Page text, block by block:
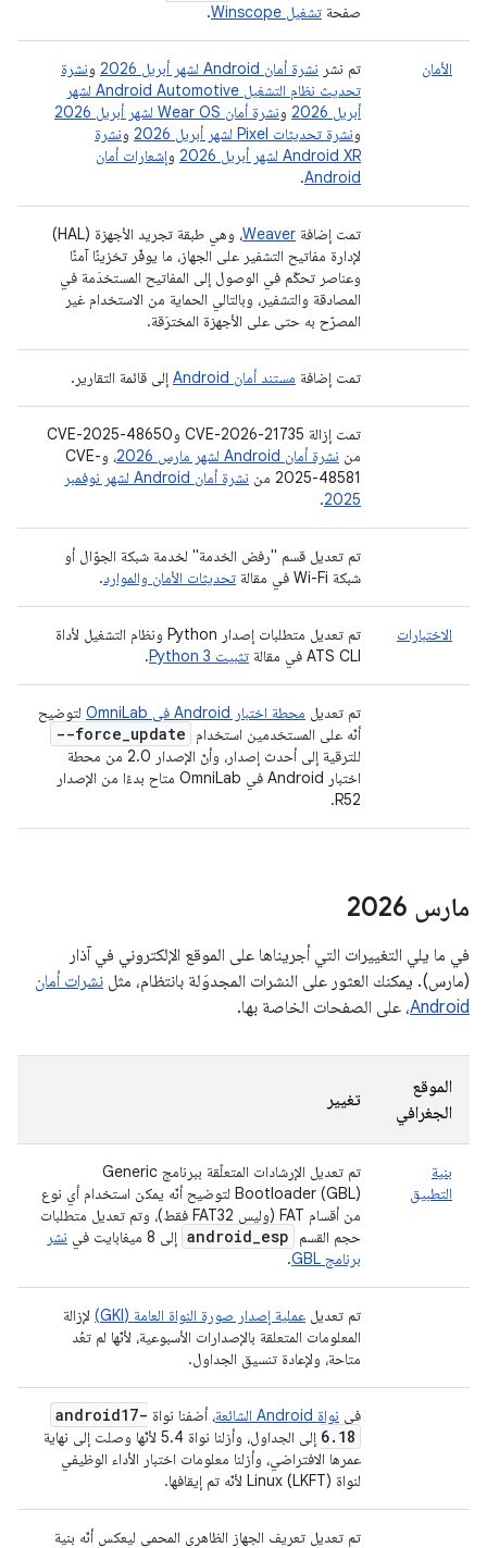
صفحة تشغيل Winscope .
الأمان تم نشر نشرة أمان Android لشهر أبريل 2026 ونشرة
تحديث نظام التشغيل Android Automotive لشهر
أبريل 2026
ونشرة أمان Wear OS لشهر أبريل 2026
ونشرة تحديثات Pixel لشهر أبريل 2026 ونشرة
Android XR لشهر أبريل 2026
وإشعارات أمان
Android
.
تمت إضافة Weaver
، وهي طبقة تجريد الأجهزة (HAL)
لإدارة مفاتيح التشفير على الجهاز، ما يوفّر تخزينًا آمنًا
وعناصر تحكّم في الوصول إلى المفاتيح المستخدَمة في
المصادقة والتشفير، وبالتالي الحماية من الاستخدام غير
المصرّح به حتى على الأجهزة المخترَقة.
تمت إضافة مستند أمان Android إلى قائمة التقارير.
تمت إزالة CVE-2026-21735 وCVE-2025-48650
من نشرة أمان Android لشهر مارس 2026
، وCVE-
2025-48581 من
نشرة أمان Android لشهر نوفمبر
2025
.
تم تعديل قسم "رفض الخدمة" لخدمة شبكة الجوّال أو
شبكة Wi-Fi في مقالة
تحديثات الأمان والموارد.
الاختبارات
تم تعديل متطلبات إصدار Python ونظام التشغيل لأداة
ATS CLI في مقالة
تثبيت Python 3 .
تم تعديل محطة اختبار Android في OmniLab
لتوضيح
أنّه على المستخدمين استخدام
--force_update
للترقية إلى أحدث إصدار، وأنّ الإصدار 2.0 من محطة
اختبار Android في OmniLab متاح بدءًا من الإصدار
R52.
مارس 2026
في ما يلي التغييرات التي أجريناها على الموقع الإلكتروني في آذار
(مارس). يمكنك العثور على النشرات المجدوَلة بانتظام، مثل نشرات أمان
Android، على الصفحات الخاصة بها.
الموقع
الجغرافي
تغيير
بنية
التطبيق
تم تعديل الإرشادات المتعلّقة ببرنامج Generic
Bootloader (GBL) لتوضيح أنّه يمكن استخدام أي نوع
من أقسام FAT (وليس FAT32 فقط)، وتم تعديل متطلبات
حجم القسم
android_esp إلى 8 ميغابايت في
نشر
برنامج GBL
.
تم تعديل عملية إصدار صورة النواة العامة (GKI)
لإزالة
المعلومات المتعلقة بالإصدارات الأسبوعية، لأنّها لم تعُد
متاحة، ولإعادة تنسيق الجداول.
في نواة Android الشائعة ، أضفنا نواة android17-
6. 18
إلى الجداول، وأزلنا نواة 5.4 لأنّها وصلت إلى نهاية
عمرها الافتراضي، وأزلنا معلومات اختبار الأداء الوظيفي
لنواة Linux (LKFT) لأنّه تم إيقافها.
تم تعديل تعريف الجهاز الظاهري المحمي ليعكس أنّه بنية